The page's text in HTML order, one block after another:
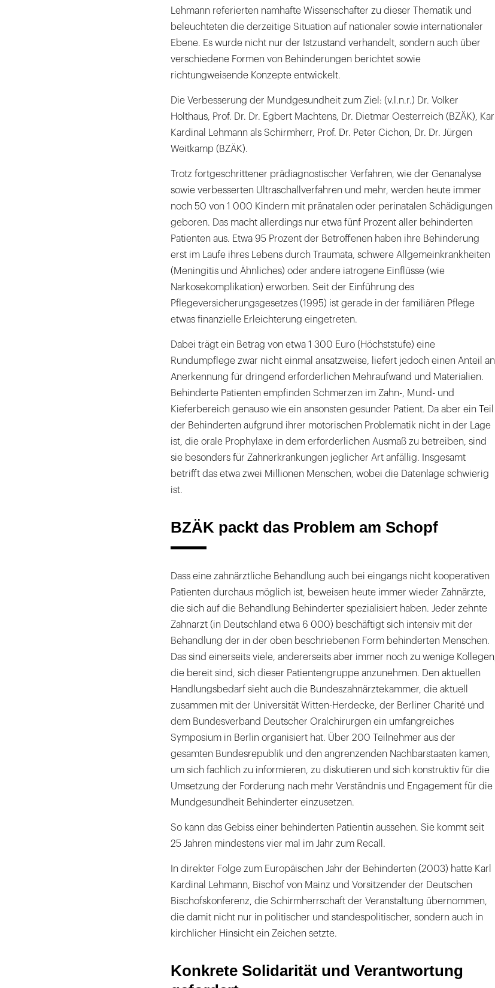
Lehmann referierten namhafte Wissenschafter zu dieser Thematik und
beleuchteten die derzeitige Situation auf nationaler sowie internationaler
Ebene. Es wurde nicht nur der Istzustand verhandelt, sondern auch über
verschiedene Formen von Behinderungen berichtet sowie
richtungweisende Konzepte entwickelt.
Die Verbesserung der Mundgesundheit zum Ziel: (v.l.n.r.) Dr. Volker
Holthaus, Prof. Dr. Dr. Egbert Machtens, Dr. Dietmar Oesterreich (BZÄK), Karl
Kardinal Lehmann als Schirmherr, Prof. Dr. Peter Cichon, Dr. Dr. Jürgen
Weitkamp (BZÄK).
Trotz fortgeschrittener prädiagnostischer Verfahren, wie der Genanalyse
sowie verbesserten Ultraschallverfahren und mehr, werden heute immer
noch 50 von 1 000 Kindern mit pränatalen oder perinatalen Schädigungen
geboren. Das macht allerdings nur etwa fünf Prozent aller behinderten
Patienten aus. Etwa 95 Prozent der Betroffenen haben ihre Behinderung
erst im Laufe ihres Lebens durch Traumata, schwere Allgemeinkrankheiten
(Meningitis und Ähnliches) oder andere iatrogene Einflüsse (wie
Narkosekomplikation) erworben. Seit der Einführung des
Pflegeversicherungsgesetzes (1995) ist gerade in der familiären Pflege
etwas finanzielle Erleichterung eingetreten.
Dabei trägt ein Betrag von etwa 1 300 Euro (Höchststufe) eine
Rundumpflege zwar nicht einmal ansatzweise, liefert jedoch einen Anteil an
Anerkennung für dringend erforderlichen Mehraufwand und Materialien.
Behinderte Patienten empfinden Schmerzen im Zahn-, Mund- und
Kieferbereich genauso wie ein ansonsten gesunder Patient. Da aber ein Teil
der Behinderten aufgrund ihrer motorischen Problematik nicht in der Lage
ist, die orale Prophylaxe in dem erforderlichen Ausmaß zu betreiben, sind
sie besonders für Zahnerkrankungen jeglicher Art anfällig. Insgesamt
betrifft das etwa zwei Millionen Menschen, wobei die Datenlage schwierig
ist.
BZÄK packt das Problem am Schopf
Dass eine zahnärztliche Behandlung auch bei eingangs nicht kooperativen
Patienten durchaus möglich ist, beweisen heute immer wieder Zahnärzte,
die sich auf die Behandlung Behinderter spezialisiert haben. Jeder zehnte
Zahnarzt (in Deutschland etwa 6 000) beschäftigt sich intensiv mit der
Behandlung der in der oben beschriebenen Form behinderten Menschen.
Das sind einerseits viele, andererseits aber immer noch zu wenige Kollegen,
die bereit sind, sich dieser Patientengruppe anzunehmen. Den aktuellen
Handlungsbedarf sieht auch die Bundeszahnärztekammer, die aktuell
zusammen mit der Universität Witten-Herdecke, der Berliner Charité und
dem Bundesverband Deutscher Oralchirurgen ein umfangreiches
Symposium in Berlin organisiert hat. Über 200 Teilnehmer aus der
gesamten Bundesrepublik und den angrenzenden Nachbarstaaten kamen,
um sich fachlich zu informieren, zu diskutieren und sich konstruktiv für die
Umsetzung der Forderung nach mehr Verständnis und Engagement für die
Mundgesundheit Behinderter einzusetzen.
So kann das Gebiss einer behinderten Patientin aussehen. Sie kommt seit
25 Jahren mindestens vier mal im Jahr zum Recall.
In direkter Folge zum Europäischen Jahr der Behinderten (2003) hatte Karl
Kardinal Lehmann, Bischof von Mainz und Vorsitzender der Deutschen
Bischofskonferenz, die Schirmherrschaft der Veranstaltung übernommen,
die damit nicht nur in politischer und standespolitischer, sondern auch in
kirchlicher Hinsicht ein Zeichen setzte.
Konkrete Solidarität und Verantwortung